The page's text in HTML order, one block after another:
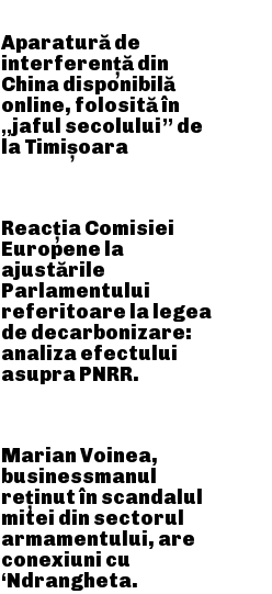
Aparatură de
interferență din
China disponibilă
online, folosită în
„jaful secolului” de
la Timișoara
Reacția Comisiei
Europene la
ajustările
Parlamentului
referitoare la legea
de decarbonizare:
analiza efectului
asupra PNRR.
Marian Voinea,
businessmanul
reținut în scandalul
mitei din sectorul
armamentului, are
conexiuni cu
‘Ndrangheta.